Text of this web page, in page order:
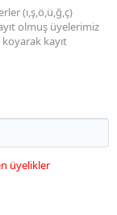
(ı,ş,ö,ü,ğ,ç)
olmuş üyelerimiz
koyarak kayıt
üyelikler